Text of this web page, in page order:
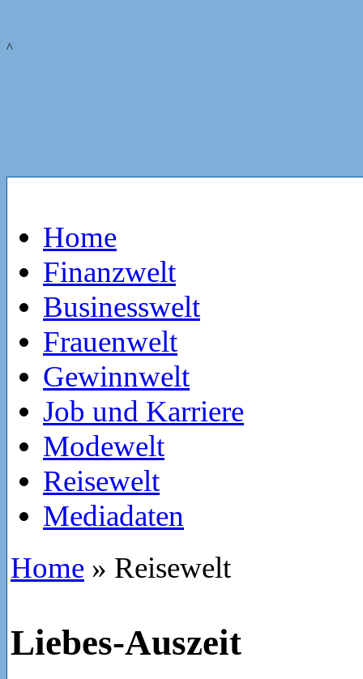
^
Home
Finanzwelt
Businesswelt
Frauenwelt
Gewinnwelt
Job und Karriere
Modewelt
Reisewelt
Mediadaten
Home » Reisewelt
Liebes-Auszeit